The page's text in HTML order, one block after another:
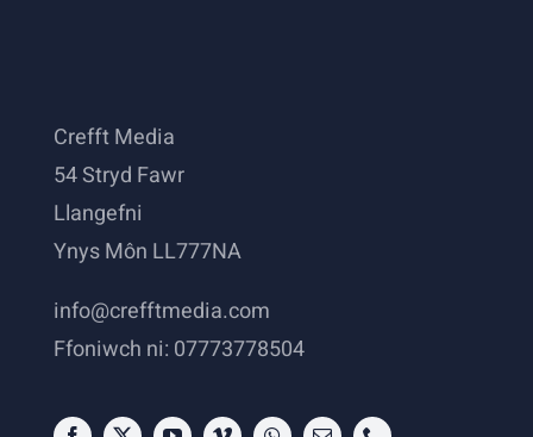
Crefft Media
54 Stryd Fawr
Llangefni
Ynys Môn LL777NA
info@crefftmedia.com
Ffoniwch ni: 07773778504